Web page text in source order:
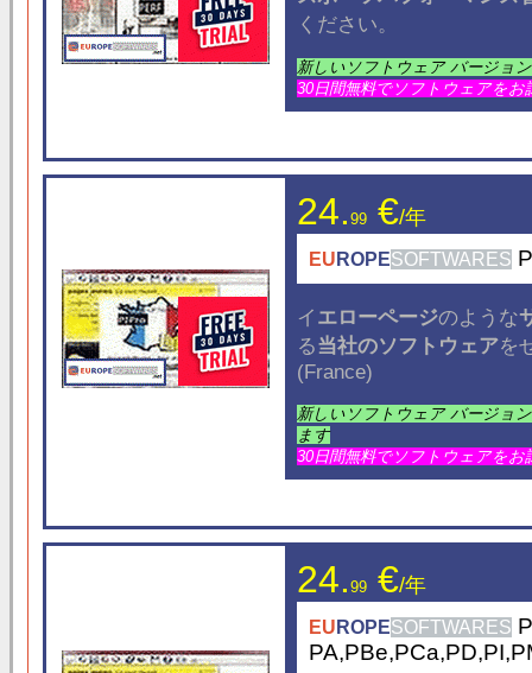
ください。
新しいソフトウェア バージョ
30日間無料でソフトウェアをお
24. 99€/年
EU ROPESOFTWARES
イ エローページのような
る当社のソフトウェアを
(France)
新しいソフトウェア バージョ
ます
30日間無料でソフトウェアをお
24. 99€/年
EU ROPESOFTWARES